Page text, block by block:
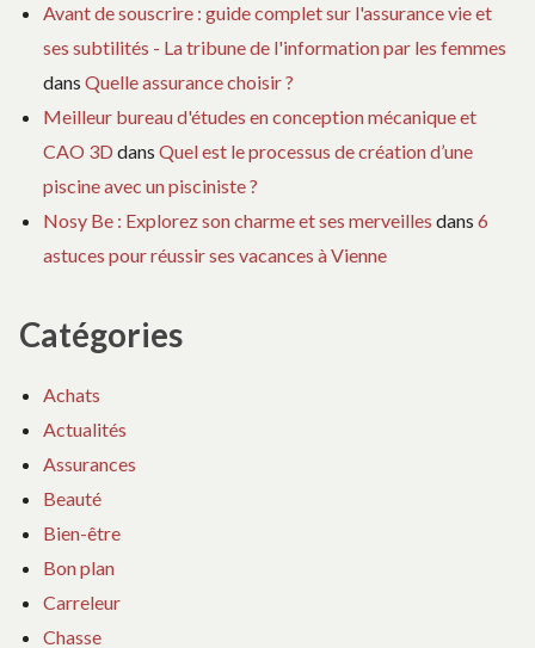
Avant de souscrire : guide complet sur l'assurance vie et
ses subtilités - La tribune de l'information par les femmes
dans Quelle assurance choisir ?
Meilleur bureau d'études en conception mécanique et
CAO 3D dans Quel est le processus de création d’une
piscine avec un pisciniste ?
Nosy Be : Explorez son charme et ses merveilles dans 6
astuces pour réussir ses vacances à Vienne
Catégories
Achats
Actualités
Assurances
Beauté
Bien-être
Bon plan
Carreleur
Chasse